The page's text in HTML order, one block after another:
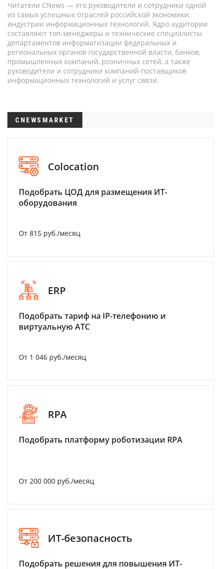
Читатели CNews — это руководители и сотрудники одной
из самых успешных отраслей российской экономики:
индустрии информационных технологий. Ядро аудитории
составляют топ-менеджеры и технические специалисты
департаментов информатизации федеральных и
региональных органов государственной власти, банков,
промышленных компаний, розничных сетей, а также
руководители и сотрудники компаний-поставщиков
информационных технологий и услуг связи.
CNEWSMARKET
Colocation
Подобрать ЦОД для размещения ИТ-
оборудования
От 815 руб./месяц
ERP
Подобрать тариф на IP-телефонию и
виртуальную АТС
От 1 046 руб./месяц
RPA
Подобрать платформу роботизации RPA
От 200 000 руб./месяц
ИТ-безопасность
Подобрать решения для повышения ИТ-